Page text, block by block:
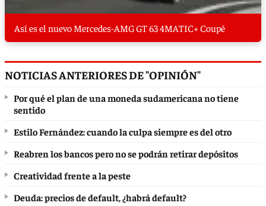
Así es el nuevo Mercedes-AMG GT 63 4MATIC+ Coupé
NOTICIAS ANTERIORES DE "OPINIÓN"
Por qué el plan de una moneda sudamericana no tiene
sentido
Estilo Fernández: cuando la culpa siempre es del otro
Reabren los bancos pero no se podrán retirar depósitos
Creatividad frente a la peste
Deuda: precios de default, ¿habrá default?